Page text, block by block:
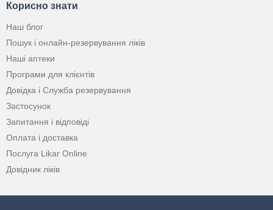
Корисно знати
Наш блог
Пошук і онлайн-резервування ліків
Наші аптеки
Програми для клієнтів
Довідка і Служба резервування
Застосунок
Запитання і відповіді
Оплата і доставка
Послуга Likar Online
Довідник ліків